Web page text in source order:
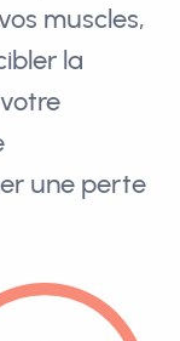
muscles,
la
une perte